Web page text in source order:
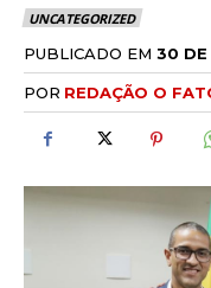
UNCATEGORIZED
PUBLICADO EM 30 DE
POR REDAÇÃO O